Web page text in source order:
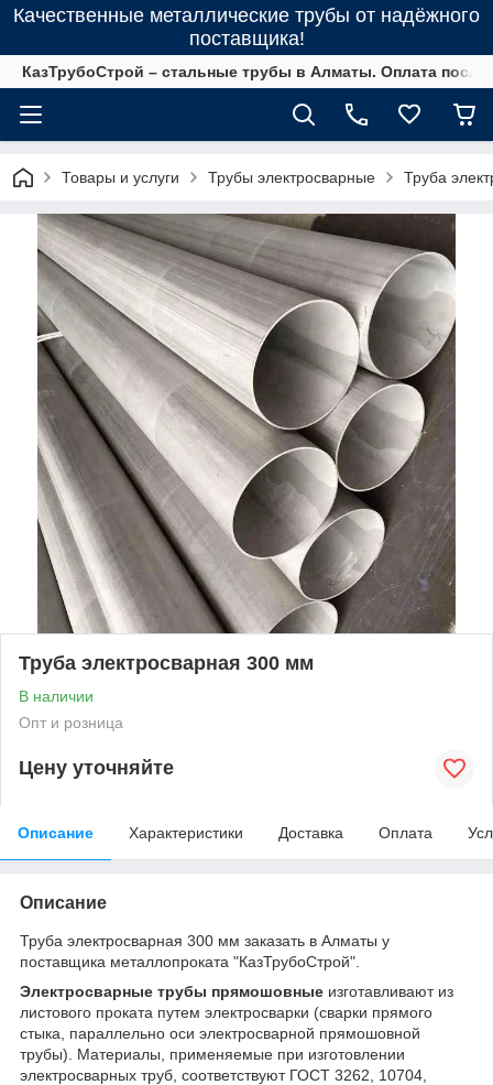
Качественные металлические трубы от надёжного
поставщика!
КазТрубоСтрой – стальные трубы в Алматы. Оплата
Товары и услуги Трубы электросварные Труба
Труба электросварная 300 мм
В наличии
Опт и розница
Цену уточняйте
Описание Характеристики Доставка Оплата
Описание
Труба электросварная 300 мм заказать в Алматы у
поставщика металлопроката "КазТрубоСтрой".
Электросварные трубы прямошовные изготавливают из
листового проката путем электросварки (сварки прямого
стыка, параллельно оси электросварной прямошовной
трубы). Материалы, применяемые при изготовлении
электросварных труб, соответствуют ГОСТ 3262, 10704,